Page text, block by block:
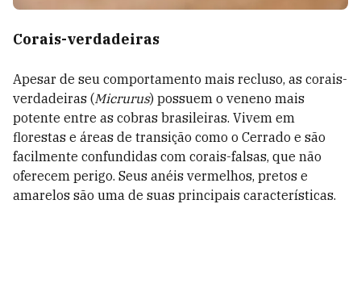
Corais-verdadeiras
Apesar de seu comportamento mais recluso, as corais-
verdadeiras (Micrurus) possuem o veneno mais
potente entre as cobras brasileiras. Vivem em
florestas e áreas de transição como o Cerrado e são
facilmente confundidas com corais-falsas, que não
oferecem perigo. Seus anéis vermelhos, pretos e
amarelos são uma de suas principais características.